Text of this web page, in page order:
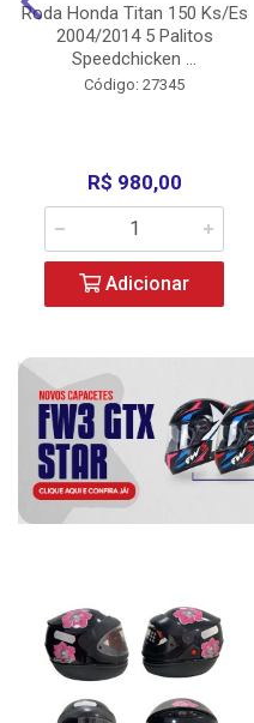
Roda Honda Titan 150 Ks/Es
2004/2014 5 Palitos
Speedchicken ...
Código: 27345
R$ 980,00
Adicionar